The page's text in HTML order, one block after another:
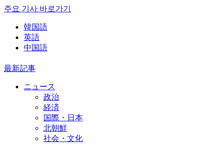
주요 기사 바로가기
韓国語
英語
中国語
最新記事
ニュース
政治
経済
国際・日本
北朝鮮
社会・文化